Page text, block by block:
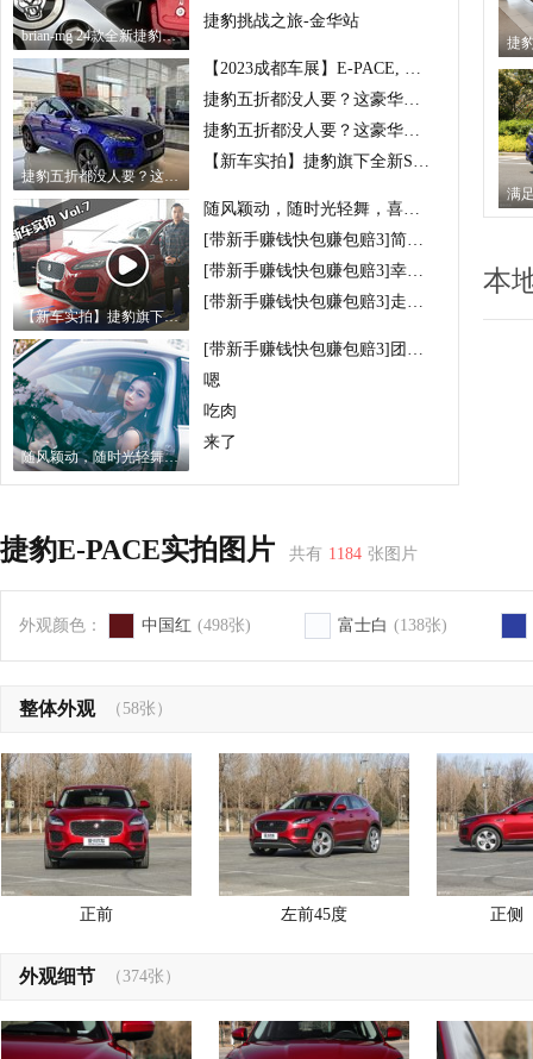
brian-mg 24款全新捷豹E-pace 高配到店实拍
捷豹挑战之旅-金华站
捷豹五折都没人要？这豪华品牌混的
【2023成都车展】E-PACE, 优雅英伦绅士的坚持
捷豹五折都没人要？这豪华品牌混的
捷豹五折都没人要？这豪华品牌混的
【新车实拍】捷豹旗下全新SUV车型E-PACE值不值得买
【新车实拍】捷豹旗下全新SUV车型E-PACE值不值得买
随风颖动，随时光轻舞，喜乐与年华静好！实拍捷豹E-PACE
[带新手赚钱快包赚包赔3]简单的赚钱方法
[带新手赚钱快包赚包赔3]幸运的全部计划玩法
[带新手赚钱快包赚包赔3]走势如何简单看方法
随风颖动，随时光轻舞，喜乐与年华静好！实拍捷豹E-PACE
[带新手赚钱快包赚包赔3]团队最稳计划
嗯
吃肉
来了
本
捷豹E-PACE实拍图片 共有 1184 张图片
外观颜色： 中国红 (498张) 富士白 (138张)
整体外观 （58张）
正前 左前45度 正侧
外观细节 （374张）